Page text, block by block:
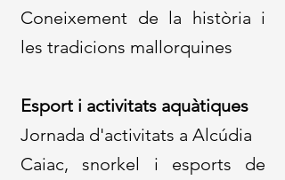
Coneixement de la història i
les tradicions mallorquines
Esport i activitats aquàtiques
Jornada d'activitats a Alcúdia
Caiac, snorkel i esports de